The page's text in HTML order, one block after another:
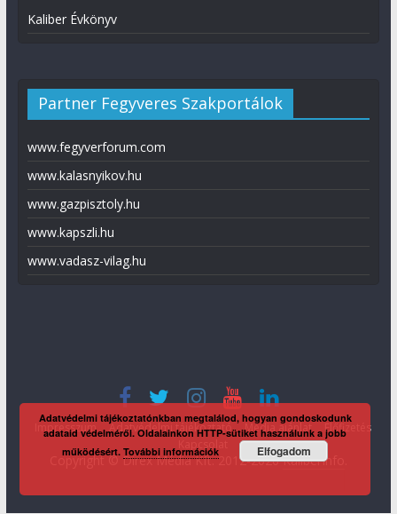
Kaliber Évkönyv
Partner Fegyveres Szakportálok
www.fegyverforum.com
www.kalasnyikov.hu
www.gazpisztoly.hu
www.kapszli.hu
www.vadasz-vilag.hu
Impresszum Adatvédelmi tájékoztató Média ajánlat
Előfizetés
Copyright © Direx Média Kft. 2012-2026KaliberInfo
Adatvédelmi tájékoztatónkban megtalálod, hogyan gondoskodunk
adataid védelméről. Oldalainkon HTTP-sütiket használunk a jobb
működésért.További információk Elfogadom